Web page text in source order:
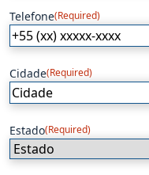
Telefone(Required)
Cidade(Required)
Estado(Required)